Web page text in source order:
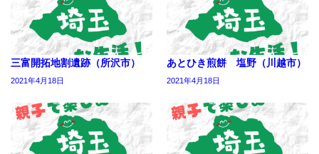
三富開拓地割遺跡（所沢市）
2021年4月18日
あとひき煎餅 塩野（川越市）
2021年4月18日